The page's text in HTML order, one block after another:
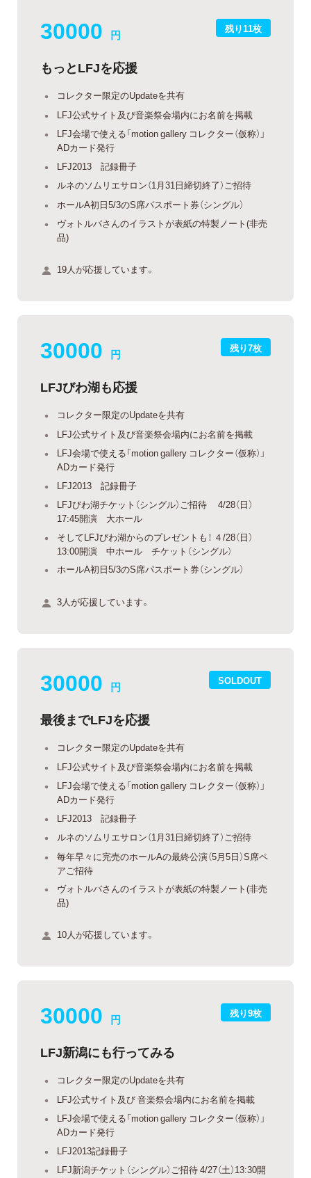
残り11枚
30000 円
もっとLFJを応援
コレクター限定のUpdateを共有
LFJ公式サイト及び音楽祭会場内にお名前を掲載
LFJ会場で使える「motion gallery コレクター（仮称）」
ADカード発行
LFJ2013 記録冊子
ルネのソムリエサロン（1月31日締切終了）ご招待
ホールA初日5/3のS席パスポート券（シングル）
ヴォトルバさんのイラストが表紙の特製ノート(非売
品)
19人が応援しています。
残り7枚
30000 円
LFJびわ湖も応援
コレクター限定のUpdateを共有
LFJ公式サイト及び音楽祭会場内にお名前を掲載
LFJ会場で使える「motion gallery コレクター（仮称）」
ADカード発行
LFJ2013 記録冊子
LFJびわ湖チケット（シングル）ご招待 4/28（日）
17:45開演 大ホール
そしてLFJびわ湖からのプレゼントも！ ４/28（日）
13:00開演 中ホール チケット（シングル）
ホールA初日5/3のS席パスポート券（シングル）
3人が応援しています。
SOLDOUT
30000 円
最後までLFJを応援
コレクター限定のUpdateを共有
LFJ公式サイト及び音楽祭会場内にお名前を掲載
LFJ会場で使える「motion gallery コレクター（仮称）」
ADカード発行
LFJ2013 記録冊子
ルネのソムリエサロン（1月31日締切終了）ご招待
毎年早々に完売のホールAの最終公演（5月5日）S席ペ
アご招待
ヴォトルバさんのイラストが表紙の特製ノート(非売
品)
10人が応援しています。
残り9枚
30000 円
LFJ新潟にも行ってみる
コレクター限定のUpdateを共有
LFJ公式サイト及び 音楽祭会場内にお名前を掲載
LFJ会場で使える「motion gallery コレクター（仮称）」
ADカード発行
LFJ2013記録冊子
LFJ新潟チケット（シングル）ご招待 4/27（土）13:30開